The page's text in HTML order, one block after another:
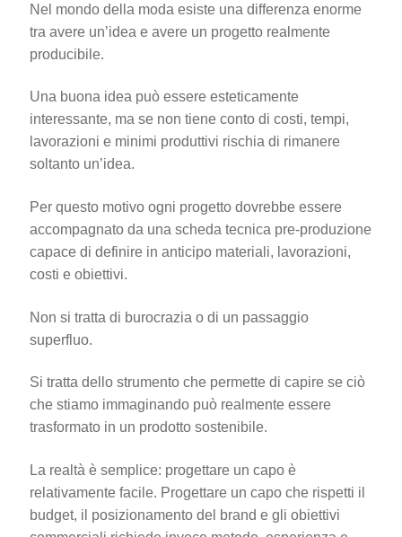
Nel mondo della moda esiste una differenza enorme
tra avere un’idea e avere un progetto realmente
producibile.
Una buona idea può essere esteticamente
interessante, ma se non tiene conto di costi, tempi,
lavorazioni e minimi produttivi rischia di rimanere
soltanto un’idea.
Per questo motivo ogni progetto dovrebbe essere
accompagnato da una scheda tecnica pre-produzione
capace di definire in anticipo materiali, lavorazioni,
costi e obiettivi.
Non si tratta di burocrazia o di un passaggio
superfluo.
Si tratta dello strumento che permette di capire se ciò
che stiamo immaginando può realmente essere
trasformato in un prodotto sostenibile.
La realtà è semplice: progettare un capo è
relativamente facile. Progettare un capo che rispetti il
budget, il posizionamento del brand e gli obiettivi